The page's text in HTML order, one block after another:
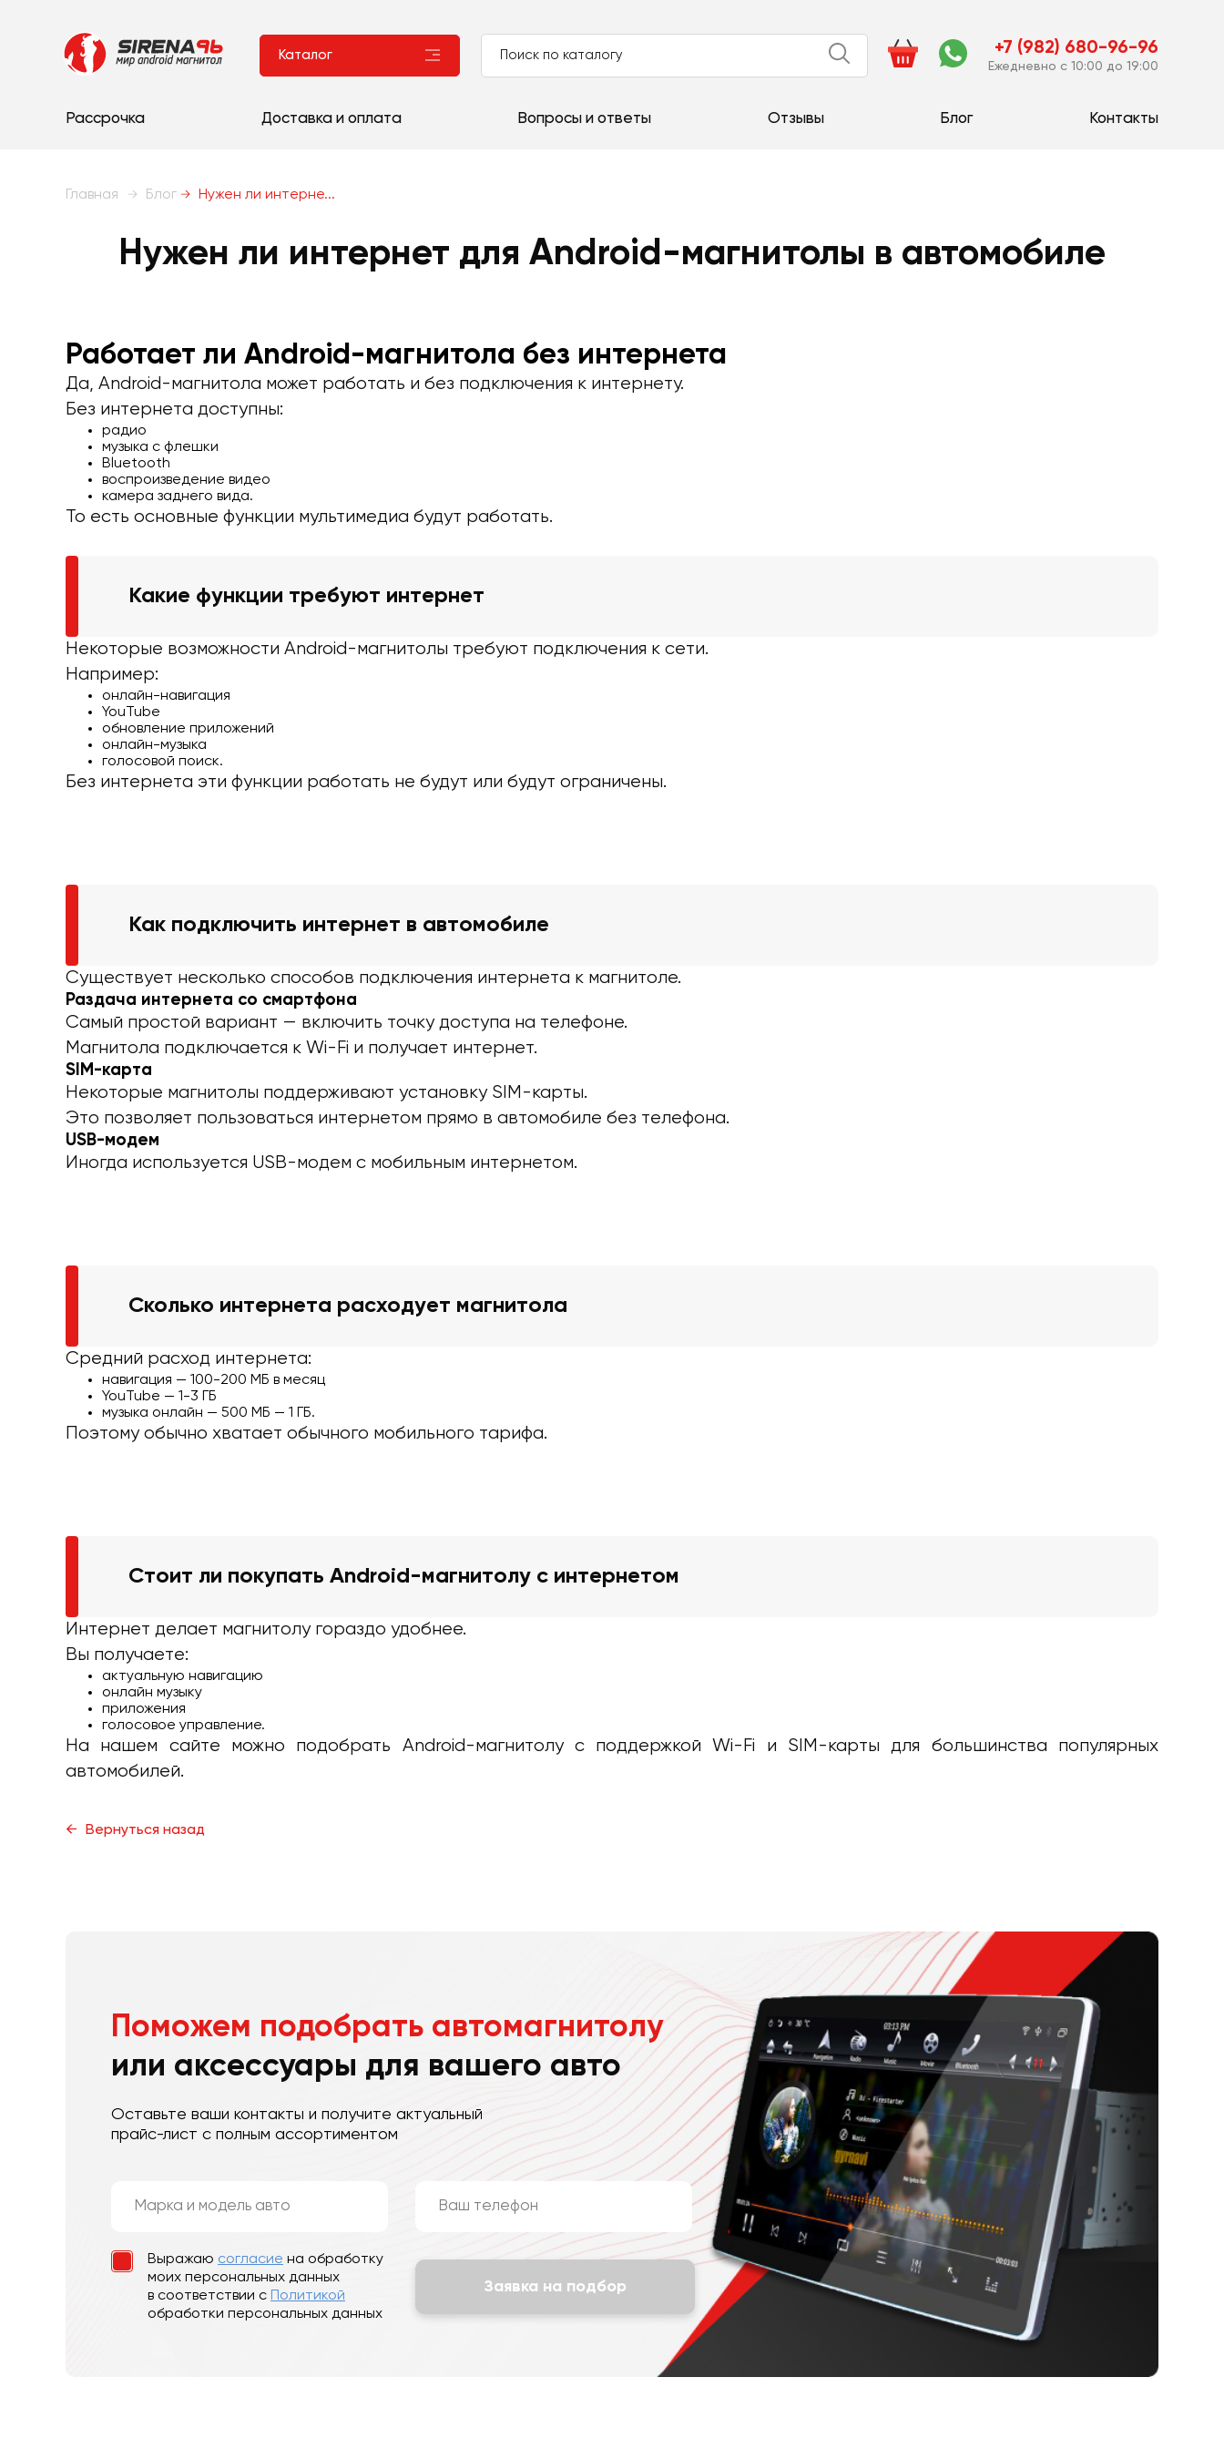
Каталог +7 (982) 680-96-96
Ежедневно с 10:00 до 19:00
Рассрочка Доставка и оплата Вопросы и ответы Отзывы Блог Контакты
Главная Блог Нужен ли интерне...
Нужен ли интернет для Android-магнитолы в автомобиле
Работает ли Android-магнитола без интернета
Да, Android-магнитола может работать и без подключения к интернету.
Без интернета доступны:
радио
музыка с флешки
Bluetooth
воспроизведение видео
камера заднего вида.
То есть основные функции мультимедиа будут работать.
Какие функции требуют интернет
Некоторые возможности Android-магнитолы требуют подключения к сети.
Например:
онлайн-навигация
YouTube
обновление приложений
онлайн-музыка
голосовой поиск.
Без интернета эти функции работать не будут или будут ограничены.
Как подключить интернет в автомобиле
Существует несколько способов подключения интернета к магнитоле.
Раздача интернета со смартфона
Самый простой вариант — включить точку доступа на телефоне.
Магнитола подключается к Wi-Fi и получает интернет.
SIM-карта
Некоторые магнитолы поддерживают установку SIM-карты.
Это позволяет пользоваться интернетом прямо в автомобиле без телефона.
USB-модем
Иногда используется USB-модем с мобильным интернетом.
Сколько интернета расходует магнитола
Средний расход интернета:
навигация — 100-200 МБ в месяц
YouTube — 1-3 ГБ
музыка онлайн — 500 МБ — 1 ГБ.
Поэтому обычно хватает обычного мобильного тарифа.
Стоит ли покупать Android-магнитолу с интернетом
Интернет делает магнитолу гораздо удобнее.
Вы получаете:
актуальную навигацию
онлайн музыку
приложения
голосовое управление.
На нашем сайте можно подобрать Android-магнитолу с поддержкой Wi-Fi и SIM-карты для большинства популярных
автомобилей.
Вернуться назад
Поможем подобрать автомагнитолу
или аксессуары для вашего авто
Оставьте ваши контакты и получите актуальный
прайс-лист с полным ассортиментом
Выражаю согласие на обработку
моих персональных данных
в соответствии с Политикой
обработки персональных данных
Заявка на подбор